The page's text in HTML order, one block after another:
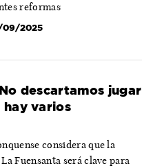
reformas
09/2025
descartamos jugar
hay varios
considera que la
Fuensanta será clave para